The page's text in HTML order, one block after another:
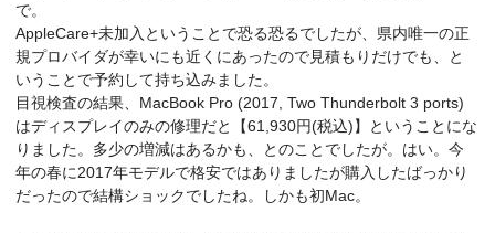
で。
AppleCare+未加入ということで恐る恐るでしたが、県内唯一の正
規プロバイダが幸いにも近くにあったので見積もりだけでも、と
いうことで予約して持ち込みました。
目視検査の結果、MacBook Pro (2017, Two Thunderbolt 3 ports)
はディスプレイのみの修理だと【61,930円(税込)】ということにな
りました。多少の増減はあるかも、とのことでしたが。はい。今
年の春に2017年モデルで格安ではありましたが購入したばっかり
だったので結構ショックでしたね。しかも初Mac。